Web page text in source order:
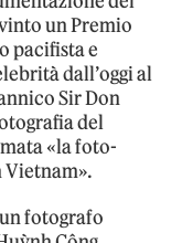
un Premio
pacifista e
dall’oggi al
Sir Don
del
«la foto-
Vietnam».
fotografo